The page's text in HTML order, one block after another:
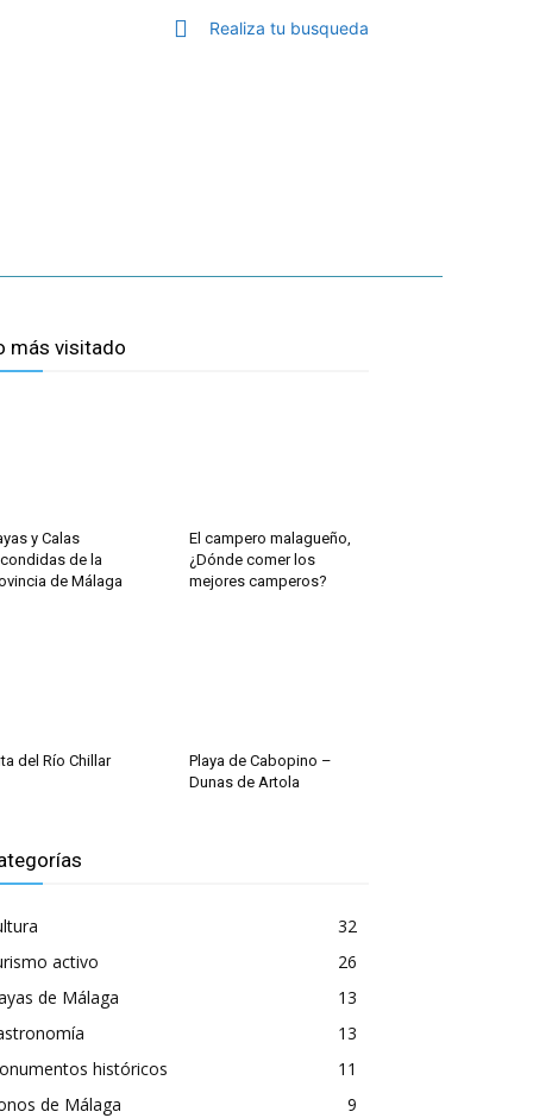
Realiza tu busqueda
más visitado
y Calas
de la
de Málaga
El campero malagueño,
¿Dónde comer los
mejores camperos?
del Río Chillar
Playa de Cabopino –
Dunas de Artola
32
activo
26
de Málaga
13
13
históricos
11
de Málaga
9